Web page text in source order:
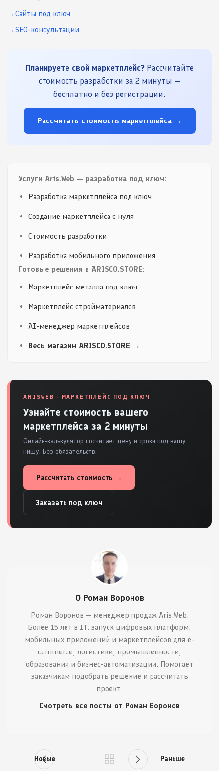
Сайты под ключ
SEO-консультации
Планируете свой маркетплейс? Рассчитайте
стоимость разработки за 2 минуты —
бесплатно и без регистрации.
Рассчитать стоимость маркетплейса →
Услуги Aris.Web — разработка под ключ:
Разработка маркетплейса под ключ
Создание маркетплейса с нуля
Стоимость разработки
Разработка мобильного приложения
Готовые решения в ARISCO.STORE:
Маркетплейс металла под ключ
Маркетплейс стройматериалов
AI-менеджер маркетплейсов
Весь магазин ARISCO.STORE →
ARISWEB · МАРКЕТПЛЕЙС ПОД КЛЮЧ
Узнайте стоимость вашего
маркетплейса за 2 минуты
Онлайн-калькулятор посчитает цену и сроки под вашу
нишу. Без обязательств.
Рассчитать стоимость →
Заказать под ключ
О Роман Воронов
Роман Воронов — менеджер продаж Aris.Web.
Более 15 лет в IT: запуск цифровых платформ,
мобильных приложений и маркетплейсов для e-
commerce, логистики, промышленности,
образования и бизнес-автоматизации. Помогает
заказчикам подобрать решение и рассчитать
проект.
Смотреть все посты от Роман Воронов
Новые Раньше